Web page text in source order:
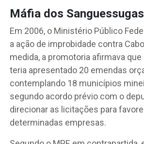
Máfia dos Sanguessugas
Em 2006, o Ministério Público
a ação de improbidade contra
medida, a promotoria afirmava
teria apresentado 20 emendas
contemplando 18 municípios
segundo acordo prévio com o
direcionar as licitações para
determinadas empresas.